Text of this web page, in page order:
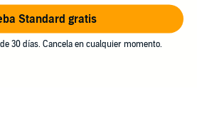
Standard gratis
30 días. Cancela en cualquier momento.